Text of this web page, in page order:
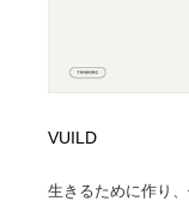
VUILD
生きるために作り